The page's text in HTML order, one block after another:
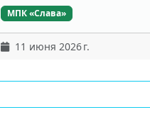
МПК «Слава»
11 июня 2026 г.